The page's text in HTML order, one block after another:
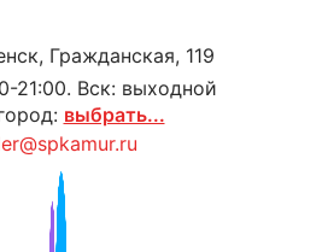
Гражданская, 119
21:00. Вск: выходной
выбрать...